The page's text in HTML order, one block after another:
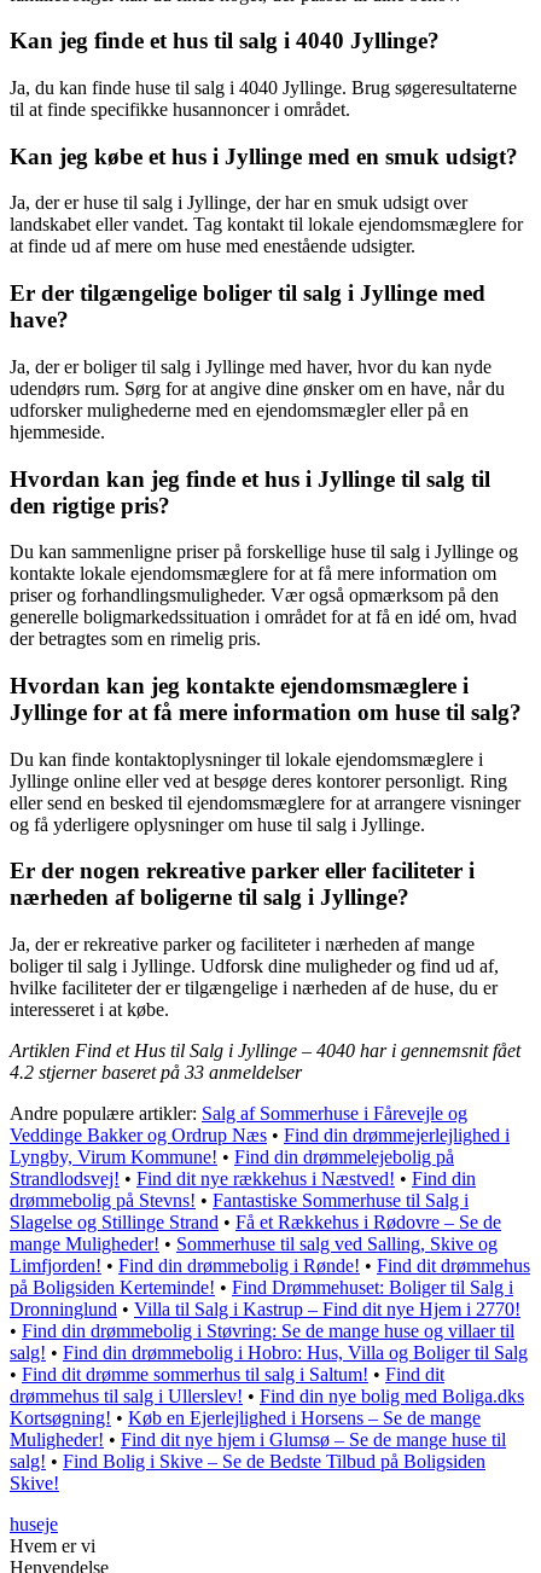
Kan jeg finde et hus til salg i 4040 Jyllinge?
Ja, du kan finde huse til salg i 4040 Jyllinge. Brug søgeresultaterne
til at finde specifikke husannoncer i området.
Kan jeg købe et hus i Jyllinge med en smuk udsigt?
Ja, der er huse til salg i Jyllinge, der har en smuk udsigt over
landskabet eller vandet. Tag kontakt til lokale ejendomsmæglere for
at finde ud af mere om huse med enestående udsigter.
Er der tilgængelige boliger til salg i Jyllinge med
have?
Ja, der er boliger til salg i Jyllinge med haver, hvor du kan nyde
udendørs rum. Sørg for at angive dine ønsker om en have, når du
udforsker mulighederne med en ejendomsmægler eller på en
hjemmeside.
Hvordan kan jeg finde et hus i Jyllinge til salg til
den rigtige pris?
Du kan sammenligne priser på forskellige huse til salg i Jyllinge og
kontakte lokale ejendomsmæglere for at få mere information om
priser og forhandlingsmuligheder. Vær også opmærksom på den
generelle boligmarkedssituation i området for at få en idé om, hvad
der betragtes som en rimelig pris.
Hvordan kan jeg kontakte ejendomsmæglere i
Jyllinge for at få mere information om huse til salg?
Du kan finde kontaktoplysninger til lokale ejendomsmæglere i
Jyllinge online eller ved at besøge deres kontorer personligt. Ring
eller send en besked til ejendomsmæglere for at arrangere visninger
og få yderligere oplysninger om huse til salg i Jyllinge.
Er der nogen rekreative parker eller faciliteter i
nærheden af ​​boligerne til salg i Jyllinge?
Ja, der er rekreative parker og faciliteter i nærheden af ​​mange
boliger til salg i Jyllinge. Udforsk dine muligheder og find ud af,
hvilke faciliteter der er tilgængelige i nærheden af ​​de huse, du er
interesseret i at købe.
Artiklen Find et Hus til Salg i Jyllinge – 4040 har i gennemsnit fået
4.2 stjerner baseret på 33 anmeldelser
Andre populære artikler: Salg af Sommerhuse i Fårevejle og
Veddinge Bakker og Ordrup Næs • Find din drømmejerlejlighed i
Lyngby, Virum Kommune! • Find din drømmelejebolig på
Strandlodsvej! • Find dit nye rækkehus i Næstved! • Find din
drømmebolig på Stevns! • Fantastiske Sommerhuse til Salg i
Slagelse og Stillinge Strand • Få et Rækkehus i Rødovre – Se de
mange Muligheder! • Sommerhuse til salg ved Salling, Skive og
Limfjorden! • Find din drømmebolig i Rønde! • Find dit drømmehus
på Boligsiden Kerteminde! • Find Drømmehuset: Boliger til Salg i
Dronninglund • Villa til Salg i Kastrup – Find dit nye Hjem i 2770!
• Find din drømmebolig i Støvring: Se de mange huse og villaer til
salg! • Find din drømmebolig i Hobro: Hus, Villa og Boliger til Salg
• Find dit drømme sommerhus til salg i Saltum! • Find dit
drømmehus til salg i Ullerslev! • Find din nye bolig med Boliga.dks
Kortsøgning! • Køb en Ejerlejlighed i Horsens – Se de mange
Muligheder! • Find dit nye hjem i Glumsø – Se de mange huse til
salg! • Find Bolig i Skive – Se de Bedste Tilbud på Boligsiden
Skive!
huseje
Hvem er vi
Henvendelse